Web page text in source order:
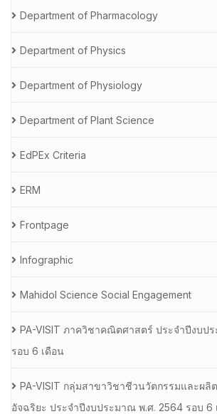
Department of Pharmacology
Department of Physics
Department of Physiology
Department of Plant Science
EdPEx Criteria
ERM
Frontpage
Infographic
Mahidol Science Social Engagement
PA-VISIT ภาควิชาคณิตศาสตร์ ประจำปีงบป
รอบ 6 เดือน
PA-VISIT กลุ่มสาขาวิชาชีวนวัตกรรมและผ
อัจฉริยะ ประจำปีงบประมาณ พ.ศ. 2564 รอบ 6